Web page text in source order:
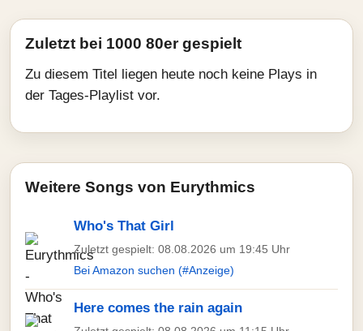
Zuletzt bei 1000 80er gespielt
Zu diesem Titel liegen heute noch keine Plays in
der Tages-Playlist vor.
Weitere Songs von Eurythmics
Who's That Girl
Zuletzt gespielt: 08.08.2026 um 19:45 Uhr
Bei Amazon suchen (#Anzeige)
Here comes the rain again